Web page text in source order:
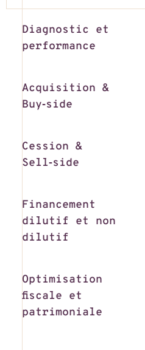
Diagnostic et
performance
Acquisition &
Buy‑side
Cession &
Sell‑side
Financement
dilutif et non
dilutif
Optimisation
fiscale et
patrimoniale